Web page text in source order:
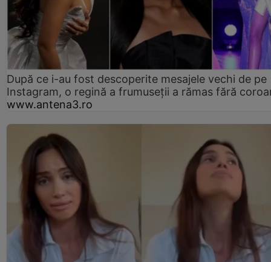
După ce i-au fost descoperite mesajele vechi de pe
Instagram, o regină a frumuseții a rămas fără
www.antena3.ro